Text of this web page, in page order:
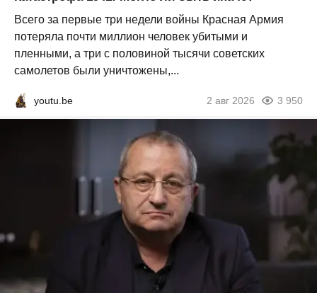
Всего за первые три недели войны Красная Армия
потеряла почти миллион человек убитыми и
пленными, а три с половиной тысячи советских
самолетов были уничтожены,...
youtu.be 2 авг 2026 3 950